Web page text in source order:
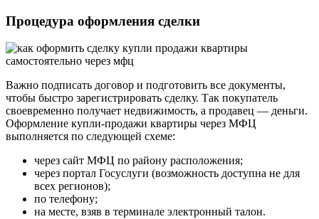
Процедура оформления сделки
Важно подписать договор и подготовить все документы,
чтобы быстро зарегистрировать сделку. Так покупатель
своевременно получает недвижимость, а продавец — деньги.
Оформление купли-продажи квартиры через МФЦ
выполняется по следующей схеме:
через сайт МФЦ по району расположения;
через портал Госуслуги (возможность доступна не для
всех регионов);
по телефону;
на месте, взяв в терминале электронный талон.